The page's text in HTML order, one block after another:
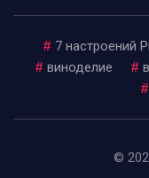
# 7 настроений
# виноделие #
#
©